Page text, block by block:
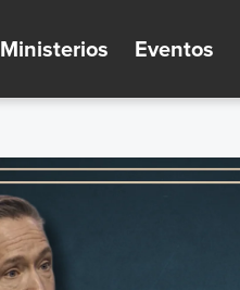
Ministerios Eventos